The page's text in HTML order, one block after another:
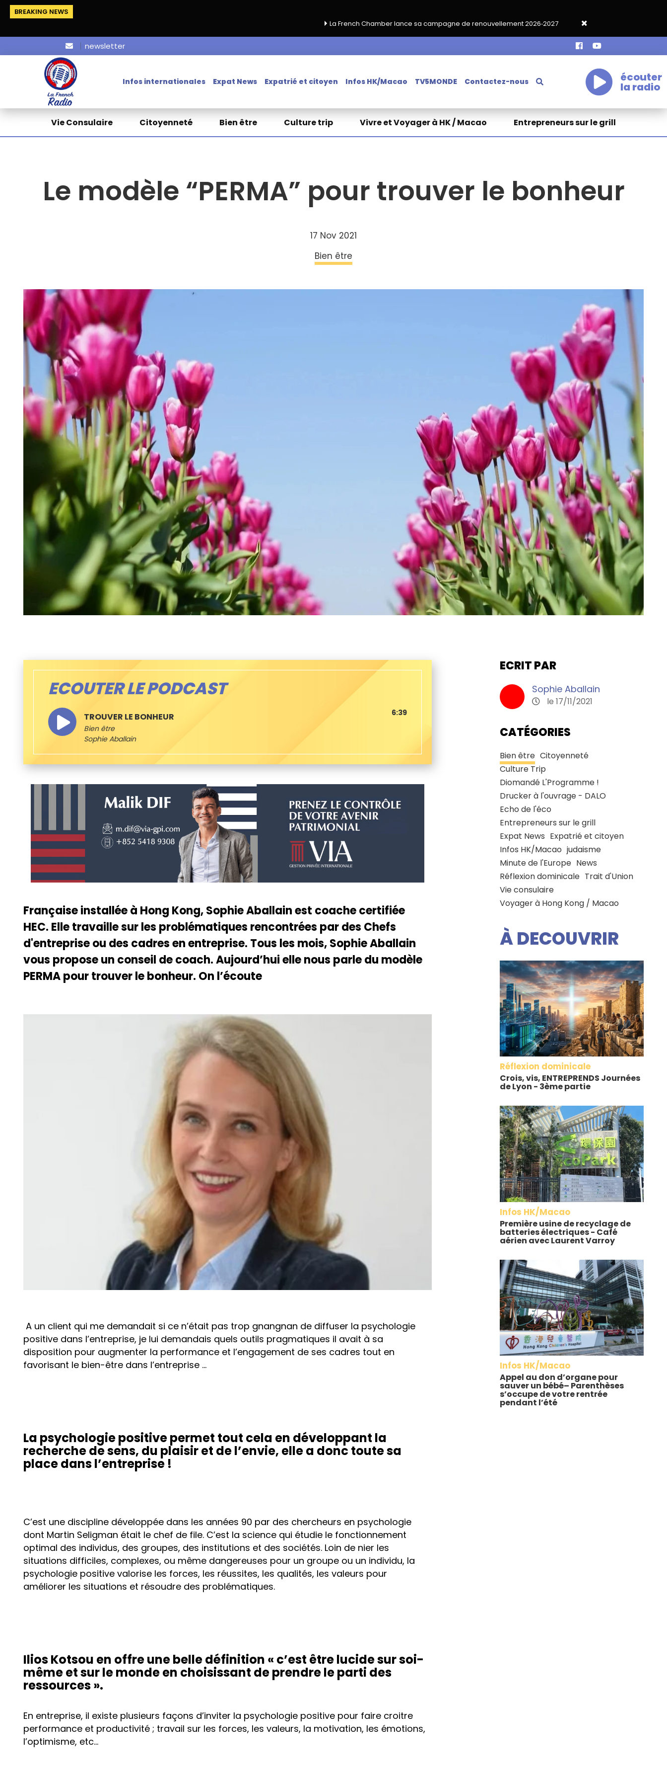
BREAKING NEWS
La French Chamber lance sa campagne de renouvellement 2026‑2027
Grand café de rentrée HKA le vendredi 18
newsletter
Infos internationales Expat News Expatrié et citoyen Infos HK/Macao TV5MONDE Contactez-nous écouter
la radio
Vie Consulaire Citoyenneté Bien être Culture trip Vivre et Voyager à HK / Macao Entrepreneurs sur le grill
Le modèle “PERMA” pour trouver le bonheur
17 Nov 2021
Bien être
ECOUTER LE PODCAST
TROUVER LE BONHEUR
Bien être
Sophie Aballain
6:39
Française installée à Hong Kong, Sophie Aballain est coache certifiée
HEC. Elle travaille sur les problématiques rencontrées par des Chefs
d'entreprise ou des cadres en entreprise. Tous les mois, Sophie Aballain
vous propose un conseil de coach. Aujourd’hui elle nous parle du modèle
PERMA pour trouver le bonheur. On l’écoute
A un client qui me demandait si ce n’était pas trop gnangnan de diffuser la psychologie
positive dans l’entreprise, je lui demandais quels outils pragmatiques il avait à sa
disposition pour augmenter la performance et l’engagement de ses cadres tout en
favorisant le bien-être dans l’entreprise …
La psychologie positive permet tout cela en développant la
recherche de sens, du plaisir et de l’envie, elle a donc toute sa
place dans l’entreprise !
C’est une discipline développée dans les années 90 par des chercheurs en psychologie
dont Martin Seligman était le chef de file. C’est la science qui étudie le fonctionnement
optimal des individus, des groupes, des institutions et des sociétés. Loin de nier les
situations difficiles, complexes, ou même dangereuses pour un groupe ou un individu, la
psychologie positive valorise les forces, les réussites, les qualités, les valeurs pour
améliorer les situations et résoudre des problématiques.
Ilios Kotsou en offre une belle définition « c’est être lucide sur soi-
même et sur le monde en choisissant de prendre le parti des
ressources ».
En entreprise, il existe plusieurs façons d’inviter la psychologie positive pour faire croitre
performance et productivité ; travail sur les forces, les valeurs, la motivation, les émotions,
l’optimisme, etc…
ECRIT PAR
Sophie Aballain
le 17/11/2021
CATÉGORIES
Bien être Citoyenneté
Culture Trip
Diomandé L'Programme !
Drucker à l'ouvrage - DALO
Echo de l'éco
Entrepreneurs sur le grill
Expat News Expatrié et citoyen
Infos HK/Macao judaisme
Minute de l'Europe News
Réflexion dominicale Trait d'Union
Vie consulaire
Voyager à Hong Kong / Macao
À DECOUVRIR
Réflexion dominicale
Crois, vis, ENTREPRENDS Journées
de Lyon - 3ème partie
Infos HK/Macao
Première usine de recyclage de
batteries électriques - Café
aérien avec Laurent Varroy
Infos HK/Macao
Appel au don d’organe pour
sauver un bébé– Parenthèses
s’occupe de votre rentrée
pendant l’été